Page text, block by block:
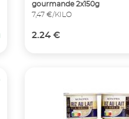
gourmande 2x150g
7,47 €/KILO
2.24 €